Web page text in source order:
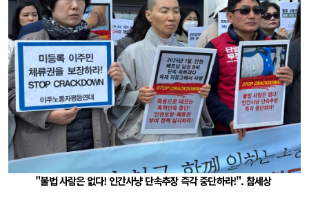
"불법 사람은 없다! 인간사냥 단속추장 즉각 중단하라!". 참세상